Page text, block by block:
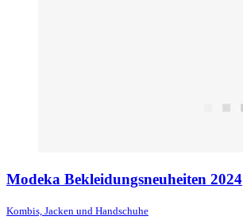
Modeka Bekleidungsneuheiten 2024
Kombis, Jacken und Handschuhe